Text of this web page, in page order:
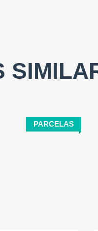
PARCELAS